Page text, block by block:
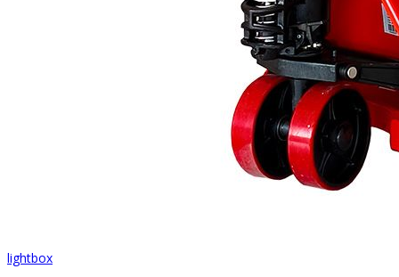
lightbox